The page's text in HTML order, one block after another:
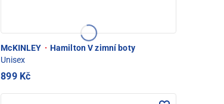
McKINLEY · Hamilton V zimní boty
Unisex
899 Kč